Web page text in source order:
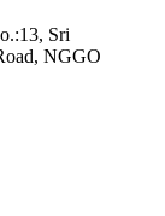
Sri
NGGO